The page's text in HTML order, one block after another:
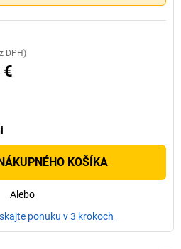
DPH)
€
KOŠÍKA
Alebo
ponuku v 3 krokoch